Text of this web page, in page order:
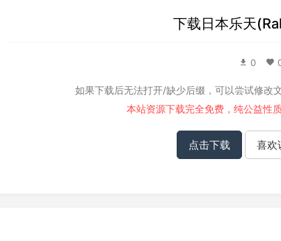
下载日本乐天
0
如果下载后无法打开/缺少后缀，可以尝试修改
本站资源下载完全免费，纯公益性
点击下载 喜欢